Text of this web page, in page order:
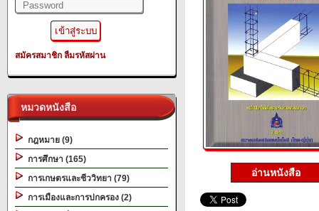
สมัครสมาชิก ลืมรหัสผ่าน
หมวดหนังสือ
กฎหมาย (9)
การศึกษา (165)
การเกษตรและชีววิทยา (79)
การเมืองและการปกครอง (2)
อ่านหนังสือ